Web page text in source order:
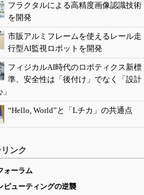
フラクタルによる高精度画像認識技術
を開発
市販アルミフレームを使えるレール走
行型AI監視ロボットを開発
フィジカルAI時代のロボティクス新標
準、安全性は「後付け」でなく「設計
“Hello, World”と「Lチカ」の共通点
ンク
ォーラム
ピューティングの逆襲